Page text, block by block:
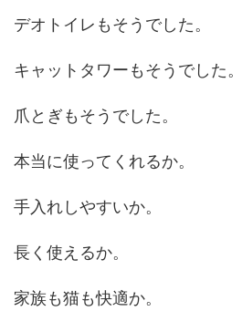
デオトイレもそうでした。
キャットタワーもそうでした。
爪とぎもそうでした。
本当に使ってくれるか。
手入れしやすいか。
長く使えるか。
家族も猫も快適か。